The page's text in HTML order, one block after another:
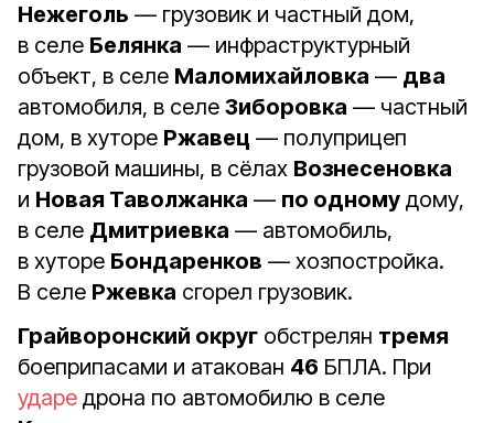
Нежеголь — грузовик и частный дом,
в селе Белянка — инфраструктурный
объект, в селе Маломихайловка — два
автомобиля, в селе Зиборовка — частный
дом, в хуторе Ржавец — полуприцеп
грузовой машины, в сёлах Вознесеновка
и Новая Таволжанка — по одному дому,
в селе Дмитриевка — автомобиль,
в хуторе Бондаренков — хозпостройка.
В селе Ржевка сгорел грузовик.
Грайворонский округ обстрелян тремя
боеприпасами и атакован 46 БПЛА. При
ударе дрона по автомобилю в селе